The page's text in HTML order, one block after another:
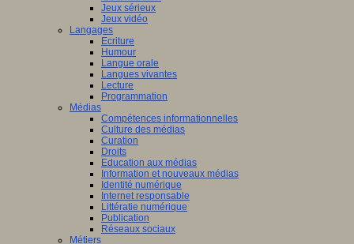
Jeux sérieux
Jeux vidéo
Langages
Ecriture
Humour
Langue orale
Langues vivantes
Lecture
Programmation
Médias
Compétences informationnelles
Culture des médias
Curation
Droits
Education aux médias
Information et nouveaux médias
Identité numérique
Internet responsable
Littératie numérique
Publication
Réseaux sociaux
Métiers